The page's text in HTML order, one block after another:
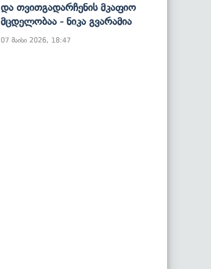
Და Თვითგადარჩენის Მკაფიო
Მცდელობაა - Ნიკა Გვარამია
07 მაისი 2026, 18:47